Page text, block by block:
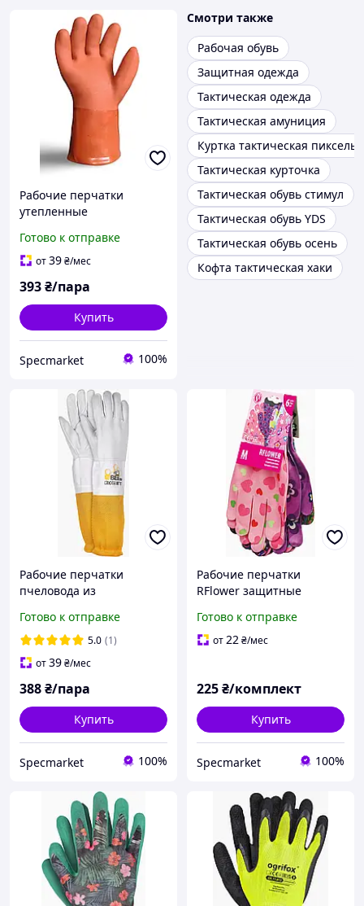
Рабочие перчатки
утепленные
флисовой подкладкой
RPOLARGJAPAN
Готово к отправке
от39₴/мес
393₴/пара
Купить
Specmarket 100%
Смотри также
Рабочая обувь
Защитная одежда
Тактическая одежда
Тактическая амуниция
Куртка тактическая пиксель
Тактическая курточка
Тактическая обувь стимул
Тактическая обувь YDS
Тактическая обувь осень
Кофта тактическая хаки
Рабочие перчатки
пчеловода из
с вентилируемой
манжетой
Готово к отправке
5.0 (1)
от39₴/мес
388₴/пара
Купить
Specmarket 100%
Рабочие перчатки
RFlower защитные
блистере
Готово к отправке
от22₴/мес
225₴/комплект
Купить
Specmarket 100%